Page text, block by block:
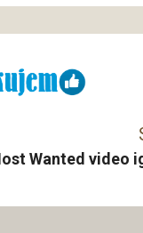
Wanted video